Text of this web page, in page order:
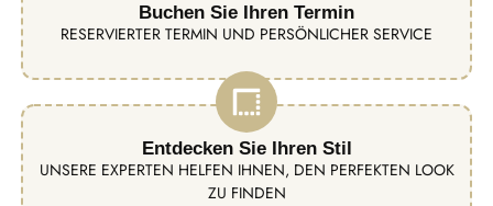
Buchen Sie Ihren Termin
RESERVIERTER TERMIN UND PERSÖNLICHER SERVICE
Entdecken Sie Ihren Stil
UNSERE EXPERTEN HELFEN IHNEN, DEN PERFEKTEN LOOK
ZU FINDEN